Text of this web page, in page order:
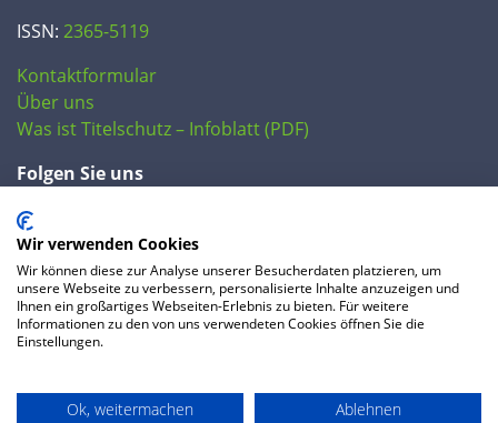
ISSN: 2365-5119
Kontaktformular
Über uns
Was ist Titelschutz – Infoblatt (PDF)
Folgen Sie uns
FAQ
Datenschutzerklärung AGB Preise
Wir verwenden Cookies
Wir können diese zur Analyse unserer Besucherdaten platzieren, um
unsere Webseite zu verbessern, personalisierte Inhalte anzuzeigen und
Ihnen ein großartiges Webseiten-Erlebnis zu bieten. Für weitere
Informationen zu den von uns verwendeten Cookies öffnen Sie die
Einstellungen.
Ok, weitermachen Ablehnen